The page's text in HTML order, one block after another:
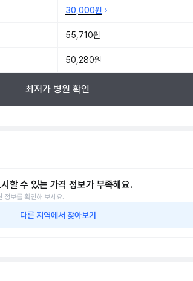
30,000원
55,710원
50,280원
최저가 병원 확인
할 수 있는 가격 정보가 부족해요.
정보를 확인해 보세요.
다른 지역에서 찾아보기